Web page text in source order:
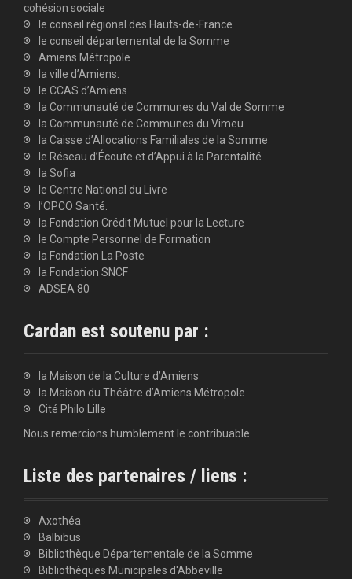
cohésion sociale
le conseil régional des Hauts-de-France
le conseil départemental de la Somme
Amiens Métropole
la ville d’Amiens.
le CCAS d’Amiens
la Communauté de Communes du Val de Somme
la Communauté de Communes du Vimeu
la Caisse d’Allocations Familiales de la Somme
le Réseau d’Écoute et d’Appui à la Parentalité
la Sofia
le Centre National du Livre
l’OPCO Santé.
la Fondation Crédit Mutuel pour la Lecture
le Compte Personnel de Formation
la Fondation La Poste
la Fondation SNCF
ADSEA 80
Cardan est soutenu par :
la Maison de la Culture d’Amiens
la Maison du Théâtre d’Amiens Métropole
Cité Philo Lille
Nous remercions humblement le contribuable.
Liste des partenaires / liens :
Axothéa
Balbibus
Bibliothèque Départementale de la Somme
Bibliothèques Municipales d'Abbeville